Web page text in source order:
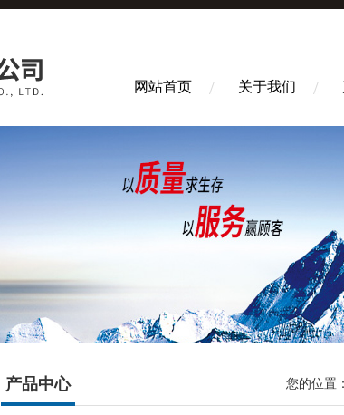
网站首页 关于我们
产品中心 您的位置：